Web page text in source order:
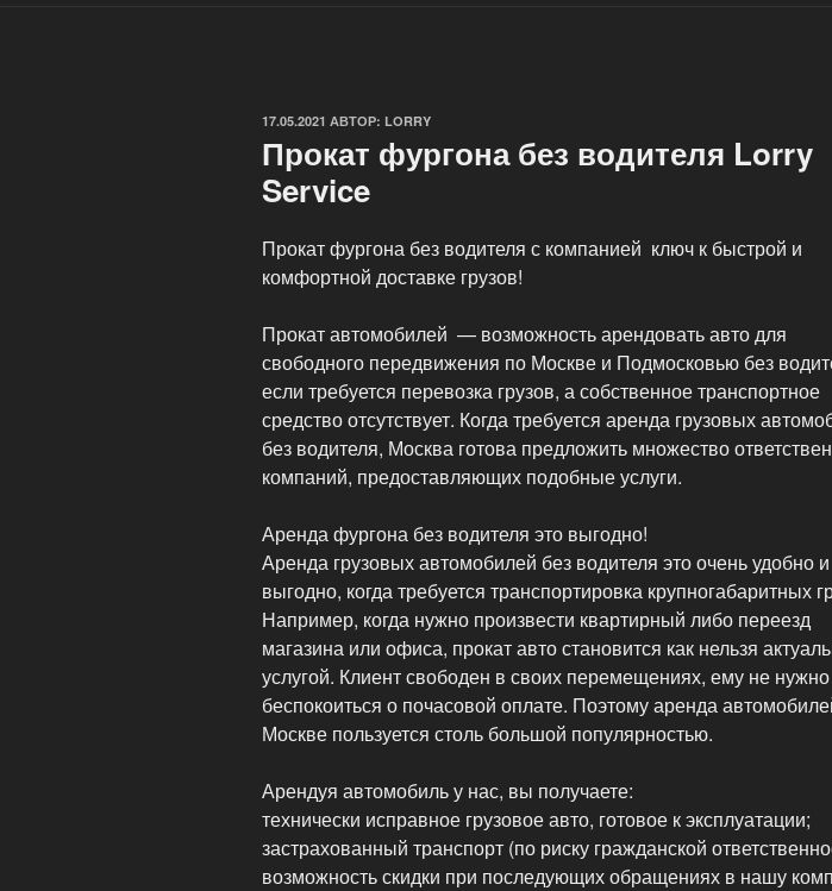
ОПУБЛИКОВАНО
17.05.2021 АВТОР: LORRY
Прокат фургона без водителя Lorry
Service
Прокат фургона без водителя с компанией ключ к быстрой и
комфортной доставке грузов!
Прокат автомобилей — возможность арендовать авто для
свободного передвижения по Москве и Подмосковью без
если требуется перевозка грузов, а собственное транспортное
средство отсутствует. Когда требуется аренда грузовых
без водителя, Москва готова предложить множество
компаний, предоставляющих подобные услуги.
Аренда фургона без водителя это выгодно!
Аренда грузовых автомобилей без водителя это очень удобно и
выгодно, когда требуется транспортировка крупногабаритных
Например, когда нужно произвести квартирный либо переезд
магазина или офиса, прокат авто становится как нельзя
услугой. Клиент свободен в своих перемещениях, ему не нужно
беспокоиться о почасовой оплате. Поэтому аренда
Москве пользуется столь большой популярностью.
Арендуя автомобиль у нас, вы получаете:
технически исправное грузовое авто, готовое к эксплуатации;
застрахованный транспорт (по риску гражданской
возможность скидки при последующих обращениях в нашу